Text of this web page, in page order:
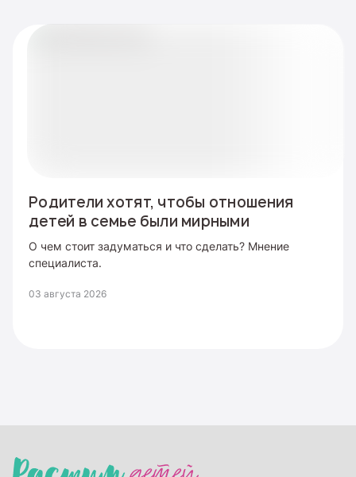
Родители хотят, чтобы отношения
детей в семье были мирными
О чем стоит задуматься и что сделать? Мнение
специалиста.
03 августа 2026